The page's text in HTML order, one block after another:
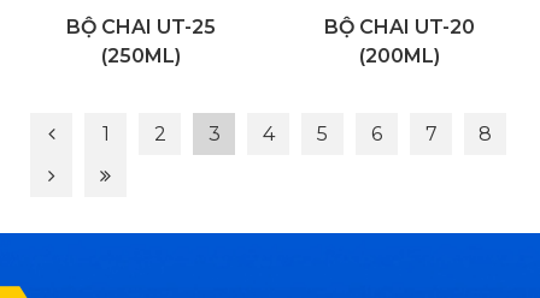
BỘ CHAI UT-25
(250ML)
BỘ CHAI UT-20
(200ML)
1 2 3 4 5 6 7 8